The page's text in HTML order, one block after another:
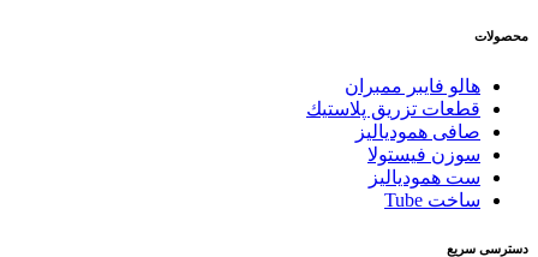
محصولات
هالو فایبر ممبران
قطعات تزريق پلاستيك
صافی همودیالیز
سوزن فیستولا
ست همودیالیز
ساخت Tube
دسترسی سریع